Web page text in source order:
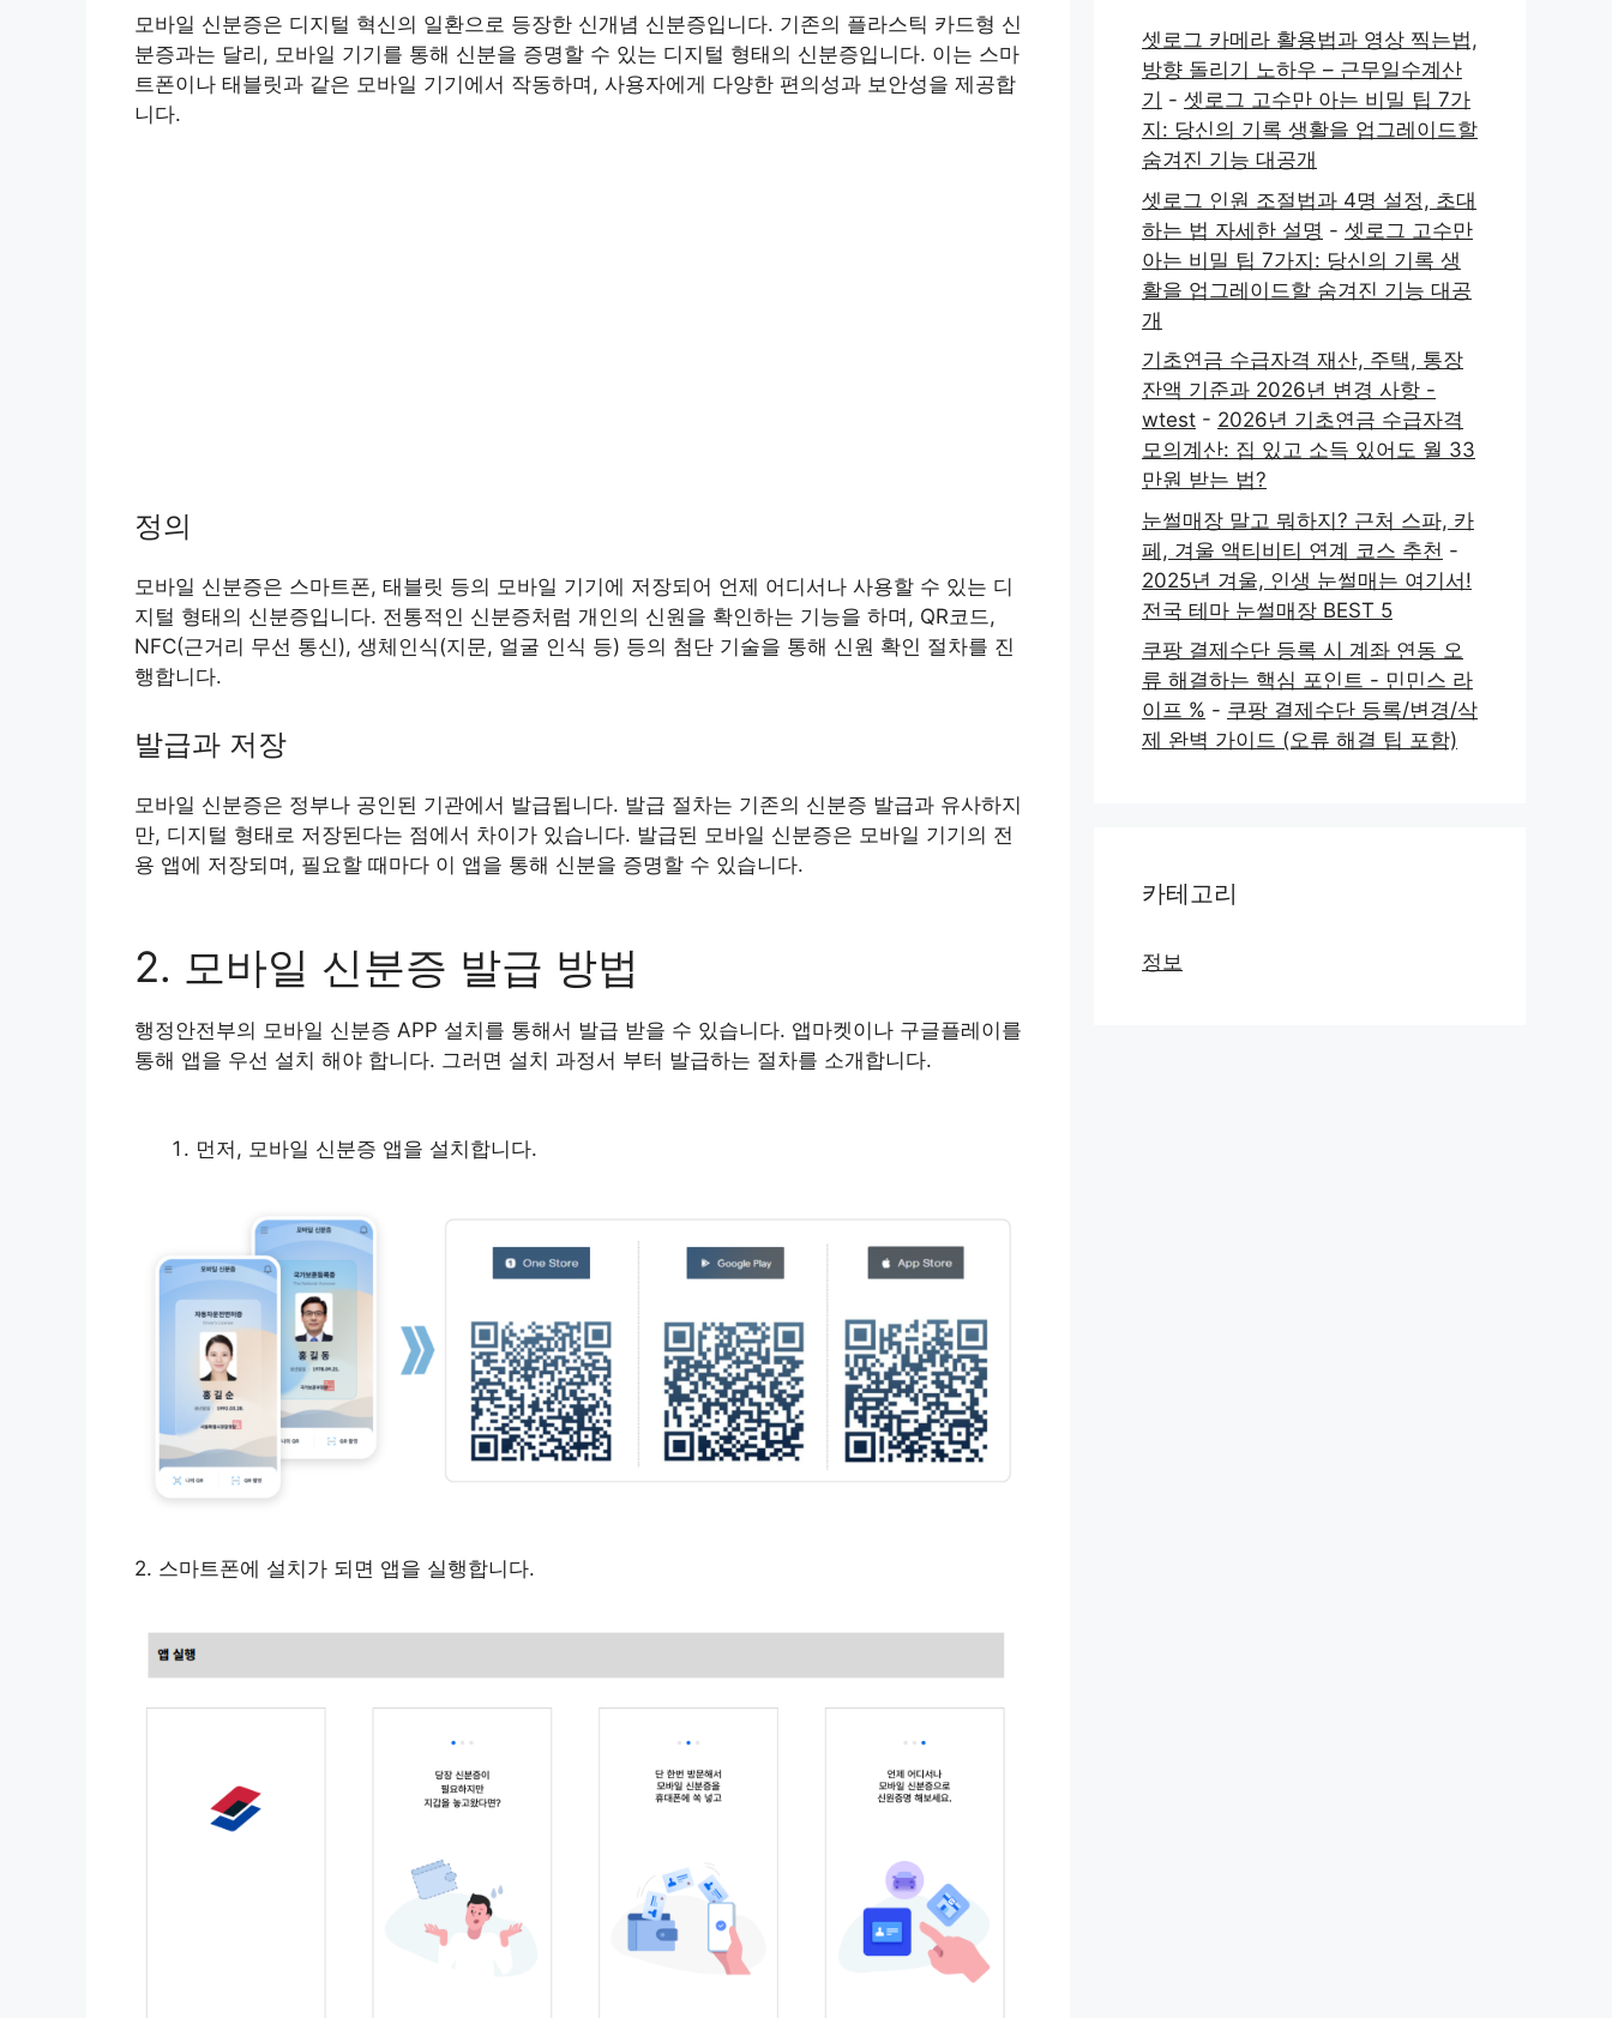
모바일 신분증은 디지털 혁신의 일환으로 등장한 신개념 신분증입니다. 기존의 플라스틱 카드형 신
분증과는 달리, 모바일 기기를 통해 신분을 증명할 수 있는 디지털 형태의 신분증입니다. 이는 스마
트폰이나 태블릿과 같은 모바일 기기에서 작동하며, 사용자에게 다양한 편의성과 보안성을 제공합
니다.
정의
모바일 신분증은 스마트폰, 태블릿 등의 모바일 기기에 저장되어 언제 어디서나 사용할 수 있는 디
지털 형태의 신분증입니다. 전통적인 신분증처럼 개인의 신원을 확인하는 기능을 하며, QR코드,
NFC(근거리 무선 통신), 생체인식(지문, 얼굴 인식 등) 등의 첨단 기술을 통해 신원 확인 절차를 진
행합니다.
발급과 저장
모바일 신분증은 정부나 공인된 기관에서 발급됩니다. 발급 절차는 기존의 신분증 발급과 유사하지
만, 디지털 형태로 저장된다는 점에서 차이가 있습니다. 발급된 모바일 신분증은 모바일 기기의 전
용 앱에 저장되며, 필요할 때마다 이 앱을 통해 신분을 증명할 수 있습니다.
2. 모바일 신분증 발급 방법
행정안전부의 모바일 신분증 APP 설치를 통해서 발급 받을 수 있습니다. 앱마켓이나 구글플레이를
통해 앱을 우선 설치 해야 합니다. 그러면 설치 과정서 부터 발급하는 절차를 소개합니다.
먼저, 모바일 신분증 앱을 설치합니다.
2. 스마트폰에 설치가 되면 앱을 실행합니다.
셋로그 카메라 활용법과 영상 찍는법,
방향 돌리기 노하우 – 근무일수계산
기 - 셋로그 고수만 아는 비밀 팁 7가
지: 당신의 기록 생활을 업그레이드할
숨겨진 기능 대공개
셋로그 인원 조절법과 4명 설정, 초대
하는 법 자세한 설명 - 셋로그 고수만
아는 비밀 팁 7가지: 당신의 기록 생
활을 업그레이드할 숨겨진 기능 대공
개
기초연금 수급자격 재산, 주택, 통장
잔액 기준과 2026년 변경 사항 -
wtest - 2026년 기초연금 수급자격
모의계산: 집 있고 소득 있어도 월 33
만원 받는 법?
눈썰매장 말고 뭐하지? 근처 스파, 카
페, 겨울 액티비티 연계 코스 추천 -
2025년 겨울, 인생 눈썰매는 여기서!
전국 테마 눈썰매장 BEST 5
쿠팡 결제수단 등록 시 계좌 연동 오
류 해결하는 핵심 포인트 - 민민스 라
이프 % - 쿠팡 결제수단 등록/변경/삭
제 완벽 가이드 (오류 해결 팁 포함)
카테고리
정보